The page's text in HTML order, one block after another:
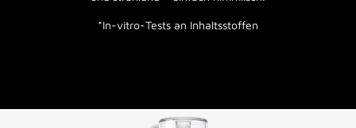
*In-vitro-Tests an Inhaltsstoffen